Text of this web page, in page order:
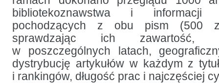
bibliotekoznawstwa i informacji
pochodzących z obu pism (500 z
sprawdzając ich zawartość,
w poszczególnych latach,
dystrybucję artykułów w każdym z
i rankingów, długość prac i najczęściej